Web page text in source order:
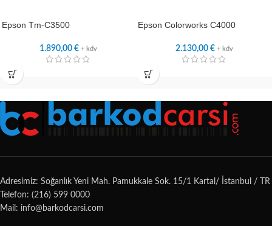
Epson Tm-C3500
1.890,00 € + kdv
Epson Colorworks C4000
2.130,00 € + kdv
Adresimiz: Soğanlık Yeni Mah. Pamukkale Sok. 15/1 Kartal/ İstanbul / TR
Telefon: (216) 599 0000
Mail: info@barkodcarsi.com